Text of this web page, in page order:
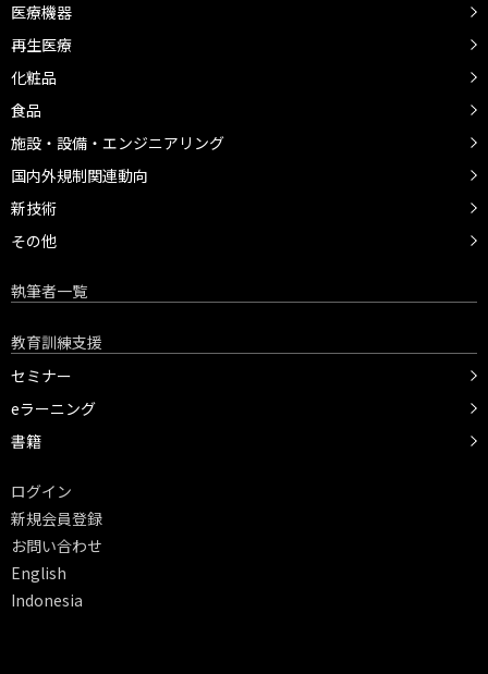
医療機器
再生医療
化粧品
食品
施設・設備・エンジニアリング
国内外規制関連動向
新技術
その他
執筆者一覧
教育訓練支援
セミナー
eラーニング
書籍
ログイン
新規会員登録
お問い合わせ
English
Indonesia